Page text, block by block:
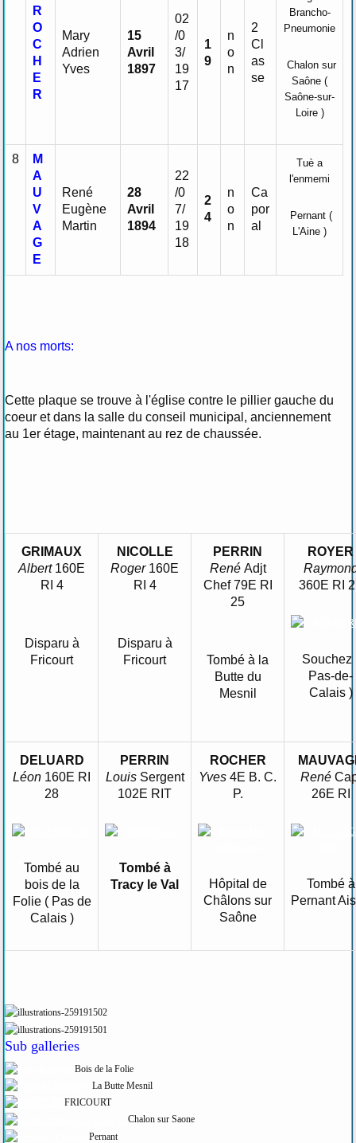
R
O
C
H
E
R
Mary
Adrien
Yves
15
Avril
1897
02
/0
3/
19
17
1
9
n
o
n
2
Cl
as
se
Brancho-
Pneumonie
Chalon sur
Saône (
Saône-sur-
Loire )
8
M
A
U
V
A
G
E
René
Eugène
Martin
28
Avril
1894
22
/0
7/
19
18
2
4
n
o
n
Ca
por
al
Tuè a
l'enmemi
Pernant (
L'Aine )
A nos morts:
Cette plaque se trouve à l'église contre le pillier gauche du
coeur et dans la salle du conseil municipal, anciennement
au 1er étage, maintenant au rez de chaussée.
GRIMAUX
Albert 160E
RI 4
Disparu à
Fricourt
NICOLLE
Roger 160E
RI 4
Disparu à
Fricourt
PERRIN
René Adjt
Chef 79E RI
25
Tombé à la
Butte du
Mesnil
ROYER
360E RI
Souchez
Pas-de-
Calais )
DELUARD
Léon 160E RI
28
Tombé au
bois de la
Folie ( Pas de
Calais )
PERRIN
Louis Sergent
102E RIT
Tombé à
Tracy le Val
ROCHER
Yves 4E B. C.
P.
Hôpital de
Châlons sur
Saône
René
26E RI
Tombé à
Pernant
Sub galleries
Bois de la Folie
La Butte Mesnil
FRICOURT
Chalon sur Saone
Pernant